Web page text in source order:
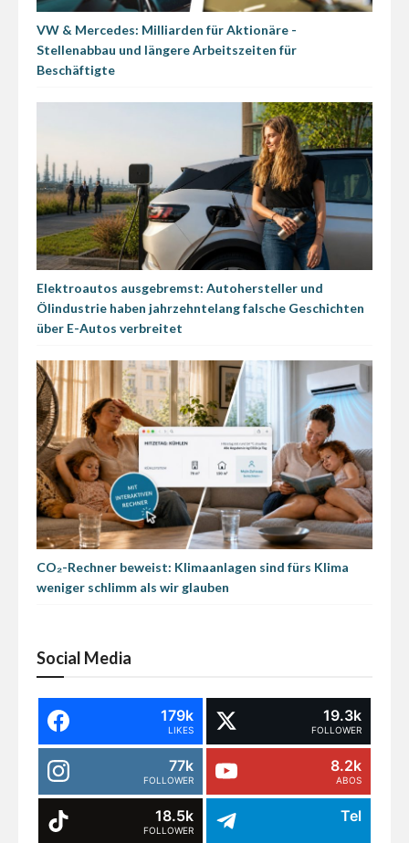
VW & Mercedes: Milliarden für Aktionäre -
Stellenabbau und längere Arbeitszeiten für
Beschäftigte
Elektroautos ausgebremst: Autohersteller und
Ölindustrie haben jahrzehntelang falsche Geschichten
über E-Autos verbreitet
CO₂-Rechner beweist: Klimaanlagen sind fürs Klima
weniger schlimm als wir glauben
Social Media
179k
LIKES
19.3k
FOLLOWER
77k
FOLLOWER
8.2k
ABOS
18.5k
FOLLOWER
Tel